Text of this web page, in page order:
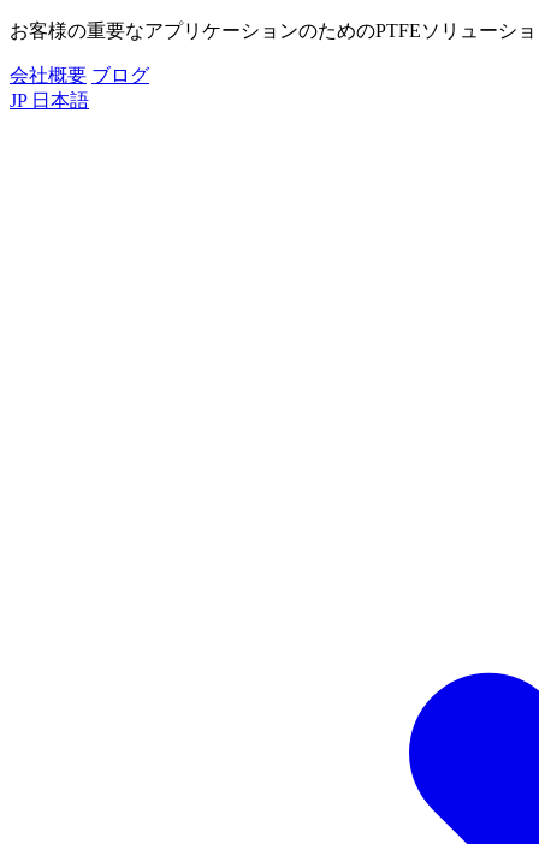
お客様の重要なアプリケーションのためのPTFEソリューシ
会社概要 ブログ
JP 日本語